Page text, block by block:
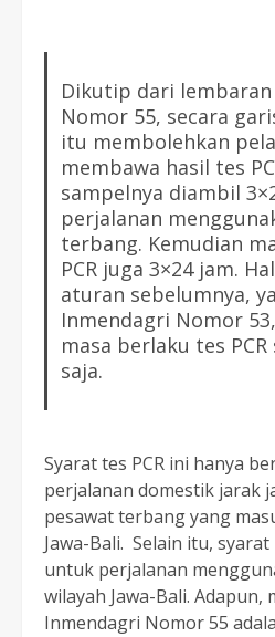
Dikutip dari
Nomor 55, secara
itu membolehkan
membawa hasil tes
sampelnya diambil
perjalanan
terbang. Kemudian
PCR juga 3×24 jam.
aturan sebelumnya,
Inmendagri Nomor
masa berlaku tes
saja.
Syarat tes PCR ini hanya
perjalanan domestik jarak
pesawat terbang yang
Jawa-Bali. Selain itu,
untuk perjalanan
wilayah Jawa-Bali. Adapun,
Inmendagri Nomor 55